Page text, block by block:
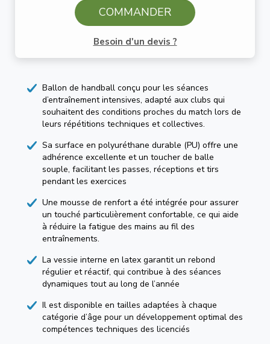
COMMANDER
Besoin d'un devis ?
Ballon de handball conçu pour les séances
d’entraînement intensives, adapté aux clubs qui
souhaitent des conditions proches du match lors de
leurs répétitions techniques et collectives.
Sa surface en polyuréthane durable (PU) offre une
adhérence excellente et un toucher de balle
souple, facilitant les passes, réceptions et tirs
pendant les exercices
Une mousse de renfort a été intégrée pour assurer
un touché particulièrement confortable, ce qui aide
à réduire la fatigue des mains au fil des
entraînements.
La vessie interne en latex garantit un rebond
régulier et réactif, qui contribue à des séances
dynamiques tout au long de l’année
Il est disponible en tailles adaptées à chaque
catégorie d’âge pour un développement optimal des
compétences techniques des licenciés